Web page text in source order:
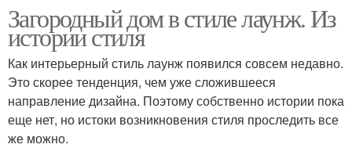
Загородный дом в стиле лаунж. Из
истории стиля
Как интерьерный стиль лаунж появился совсем недавно.
Это скорее тенденция, чем уже сложившееся
направление дизайна. Поэтому собственно истории пока
еще нет, но истоки возникновения стиля проследить все
же можно.